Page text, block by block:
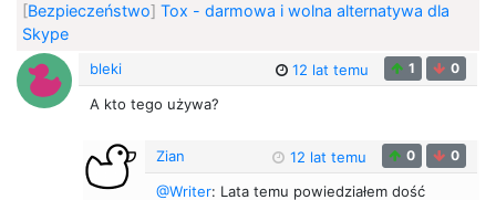
[Bezpieczeństwo] Tox - darmowa i wolna alternatywa dla
Skype
bleki 12 lat temu 1 0
A kto tego używa?
Zian 12 lat temu 0 0
@Writer: Lata temu powiedziałem dość